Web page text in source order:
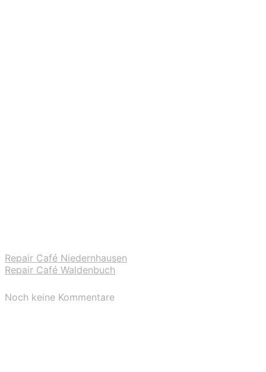
Repair Café Niedernhausen
Repair Café Waldenbuch
Noch keine Kommentare